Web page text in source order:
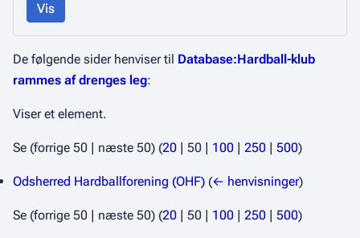
Vis
De følgende sider henviser til Database:Hardball-klub
rammes af drenges leg:
Viser et element.
Se (forrige 50 | næste 50) (20 | 50 | 100 | 250 | 500)
Odsherred Hardballforening (OHF) (← henvisninger)
Se (forrige 50 | næste 50) (20 | 50 | 100 | 250 | 500)